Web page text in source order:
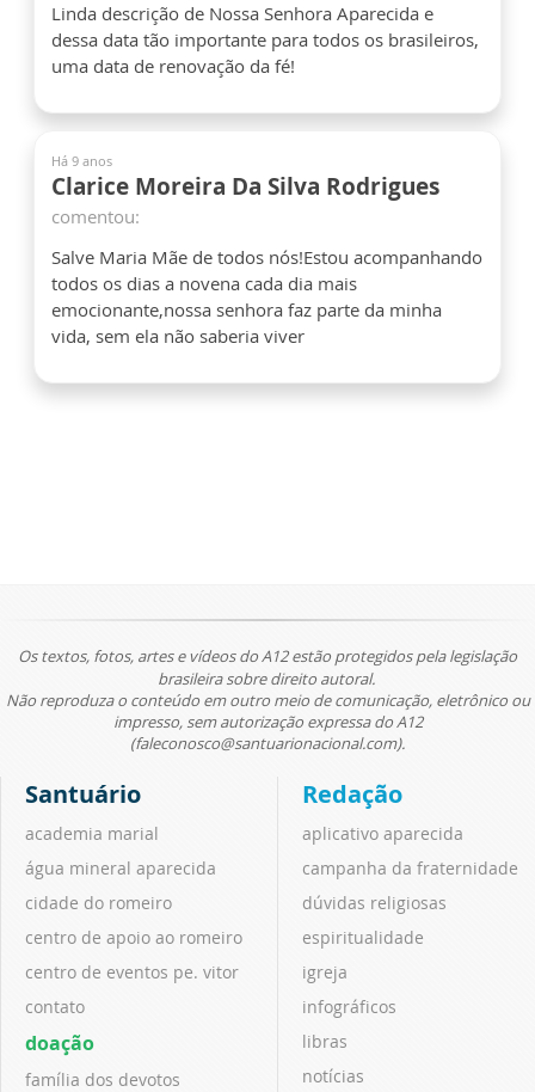
Linda descrição de Nossa Senhora Aparecida e
dessa data tão importante para todos os brasileiros,
uma data de renovação da fé!
Há 9 anos
Clarice Moreira Da Silva Rodrigues
comentou:
Salve Maria Mãe de todos nós!Estou acompanhando
todos os dias a novena cada dia mais
emocionante,nossa senhora faz parte da minha
vida, sem ela não saberia viver
Os textos, fotos, artes e vídeos do A12 estão protegidos pela legislação
brasileira sobre direito autoral.
Não reproduza o conteúdo em outro meio de comunicação, eletrônico ou
impresso, sem autorização expressa do A12
(faleconosco@santuarionacional.com).
Santuário
academia marial
água mineral aparecida
cidade do romeiro
centro de apoio ao romeiro
centro de eventos pe. vitor
contato
doação
família dos devotos
Redação
aplicativo aparecida
campanha da fraternidade
dúvidas religiosas
espiritualidade
igreja
infográficos
libras
notícias